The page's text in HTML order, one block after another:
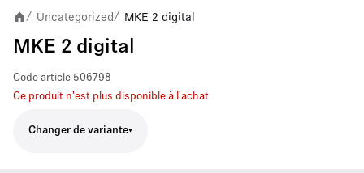
/ Uncategorized/ MKE 2 digital
MKE 2 digital
Code article 506798
Ce produit n'est plus disponible à l'achat
Changer de variante